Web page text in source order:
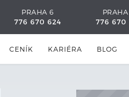
PRAHA 6
776 670 624
776 670
CENÍK KARIÉRA BLOG